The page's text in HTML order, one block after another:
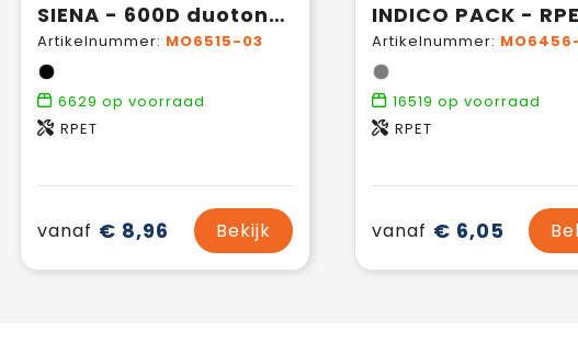
SIENA - 600D duotone RPET rugzak
Artikelnummer: MO6515-03
6629 op voorraad
RPET
vanaf € 8,96 Bekijk
Artikelnummer:
16519 op voorraad
RPET
vanaf € 6,05